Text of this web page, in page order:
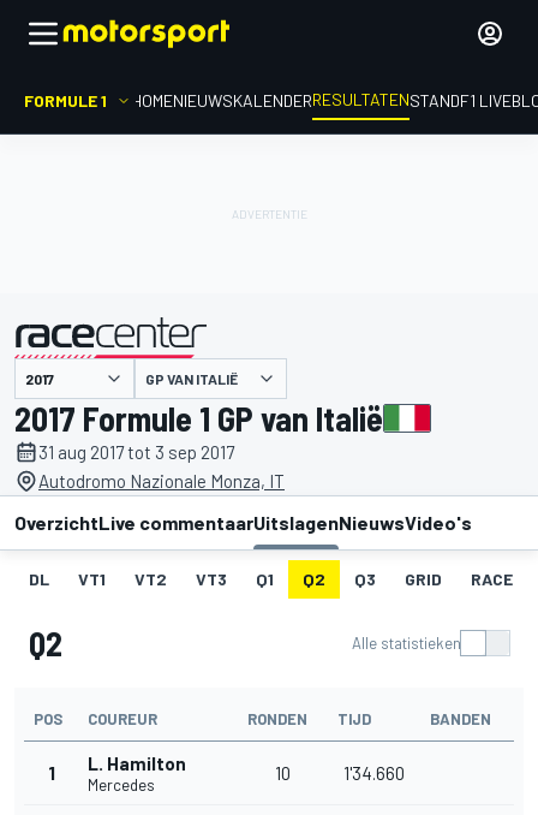
FORMULE 1 HOMENIEUWSKALENDERRESULTATENSTANDF1
gepresenteerd door GP VAN ITALIË
2017 Formule 1 GP van Italië
31 aug 2017 tot 3 sep 2017
Autodromo Nazionale Monza, IT
OverzichtLive commentaarUitslagenNieuwsVideo's
DL VT1 VT2 VT3 Q1 Q2 Q3 GRID RACE
Q2 Alle statistieken
POS COUREUR RONDEN TIJD BANDEN
1 L. Hamilton
Mercedes
10 1'34.660